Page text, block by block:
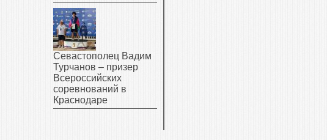
Севастополец Вадим
Турчанов – призер
Всероссийских
соревнований в
Краснодаре